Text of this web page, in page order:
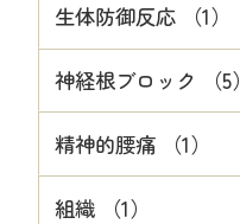
生体防御反応 （1）
神経根ブロック （5）
精神的腰痛 （1）
組織 （1）